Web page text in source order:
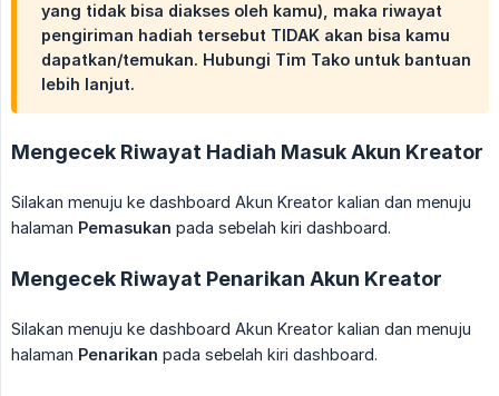
yang tidak bisa diakses oleh kamu), maka riwayat
pengiriman hadiah tersebut TIDAK akan bisa kamu
dapatkan/temukan. Hubungi Tim Tako untuk bantuan
lebih lanjut.
Mengecek Riwayat Hadiah Masuk Akun Kreator
Silakan menuju ke dashboard Akun Kreator kalian dan menuju
halaman Pemasukan pada sebelah kiri dashboard.
Mengecek Riwayat Penarikan Akun Kreator
Silakan menuju ke dashboard Akun Kreator kalian dan menuju
halaman Penarikan pada sebelah kiri dashboard.